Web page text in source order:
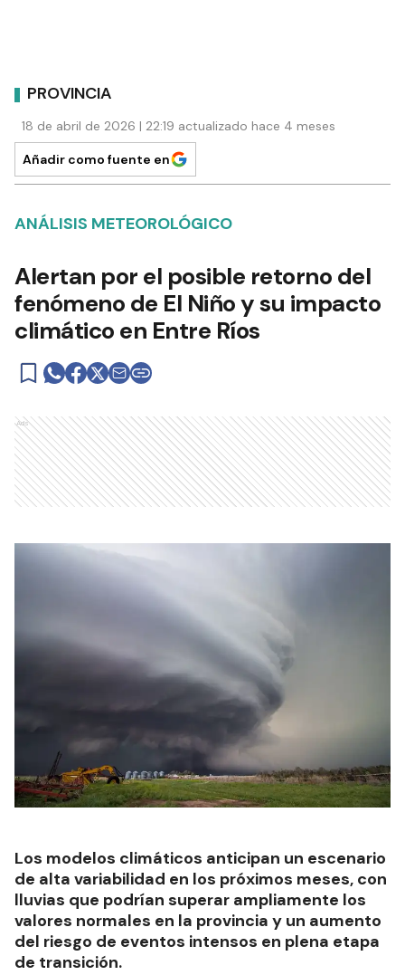
PROVINCIA
18 de abril de 2026 | 22:19 actualizado hace 4 meses
Añadir como fuente en
ANÁLISIS METEOROLÓGICO
Alertan por el posible retorno del
fenómeno de El Niño y su impacto
climático en Entre Ríos
Ads
Los modelos climáticos anticipan un escenario
de alta variabilidad en los próximos meses, con
lluvias que podrían superar ampliamente los
valores normales en la provincia y un aumento
del riesgo de eventos intensos en plena etapa
de transición.